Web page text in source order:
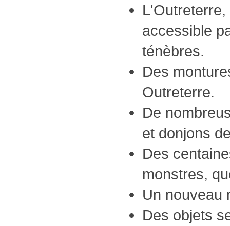
accessible
ténèbres.
Des
Outreterre.
De
et donjons
Des
monstres,
Un nouveau
Des objets